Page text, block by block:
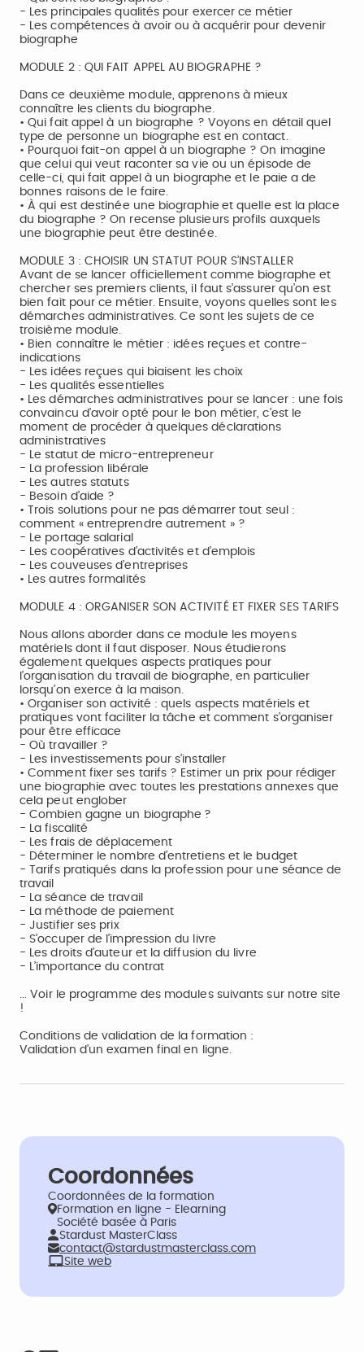
- Les principales qualités pour exercer ce métier
- Les compétences à avoir ou à acquérir pour devenir
biographe
MODULE 2 : QUI FAIT APPEL AU BIOGRAPHE ?
Dans ce deuxième module, apprenons à mieux
connaître les clients du biographe.
• Qui fait appel à un biographe ? Voyons en détail quel
type de personne un biographe est en contact.
• Pourquoi fait-on appel à un biographe ? On imagine
que celui qui veut raconter sa vie ou un épisode de
celle-ci, qui fait appel à un biographe et le paie a de
bonnes raisons de le faire.
• À qui est destinée une biographie et quelle est la place
du biographe ? On recense plusieurs profils auxquels
une biographie peut être destinée.
MODULE 3 : CHOISIR UN STATUT POUR S’INSTALLER
Avant de se lancer officiellement comme biographe et
chercher ses premiers clients, il faut s’assurer qu’on est
bien fait pour ce métier. Ensuite, voyons quelles sont les
démarches administratives. Ce sont les sujets de ce
troisième module.
• Bien connaître le métier : idées reçues et contre-
indications
- Les idées reçues qui biaisent les choix
- Les qualités essentielles
• Les démarches administratives pour se lancer : une fois
convaincu d’avoir opté pour le bon métier, c’est le
moment de procéder à quelques déclarations
administratives
- Le statut de micro-entrepreneur
- La profession libérale
- Les autres statuts
- Besoin d’aide ?
• Trois solutions pour ne pas démarrer tout seul :
comment « entreprendre autrement » ?
- Le portage salarial
- Les coopératives d’activités et d’emplois
- Les couveuses d’entreprises
• Les autres formalités
MODULE 4 : ORGANISER SON ACTIVITÉ ET FIXER SES TARIFS
Nous allons aborder dans ce module les moyens
matériels dont il faut disposer. Nous étudierons
également quelques aspects pratiques pour
l’organisation du travail de biographe, en particulier
lorsqu’on exerce à la maison.
• Organiser son activité : quels aspects matériels et
pratiques vont faciliter la tâche et comment s’organiser
pour être efficace
- Où travailler ?
- Les investissements pour s’installer
• Comment fixer ses tarifs ? Estimer un prix pour rédiger
une biographie avec toutes les prestations annexes que
cela peut englober
- Combien gagne un biographe ?
- La fiscalité
- Les frais de déplacement
- Déterminer le nombre d’entretiens et le budget
- Tarifs pratiqués dans la profession pour une séance de
travail
- La séance de travail
- La méthode de paiement
- Justifier ses prix
- S’occuper de l’impression du livre
- Les droits d’auteur et la diffusion du livre
- L’importance du contrat
... Voir le programme des modules suivants sur notre site
!
Conditions de validation de la formation :
Validation d’un examen final en ligne.
Coordonnées
Coordonnées de la formation
Formation en ligne - Elearning
Société basée à Paris
Stardust MasterClass
contact@stardustmasterclass.com
Site web